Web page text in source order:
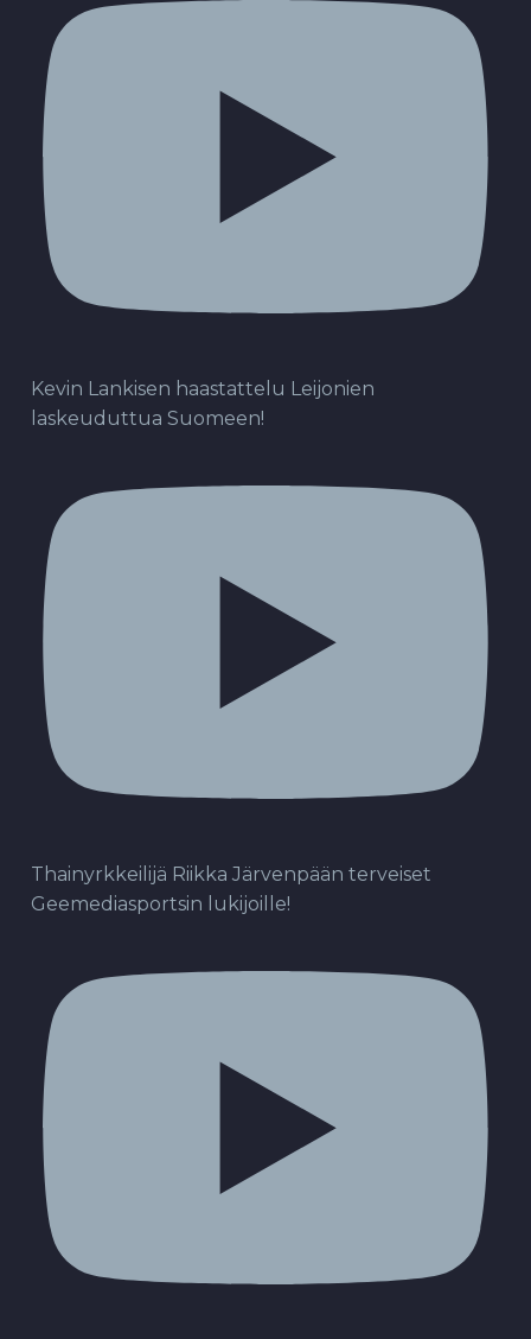
Kevin Lankisen haastattelu Leijonien
laskeuduttua Suomeen!
Thainyrkkeilijä Riikka Järvenpään terveiset
Geemediasportsin lukijoille!